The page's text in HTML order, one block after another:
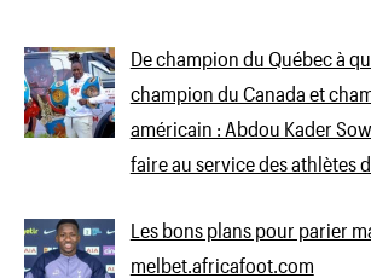
De champion du Québec à
champion du Canada et
américain : Abdou Kader
faire au service des athlètes
Les bons plans pour parier
melbet.africafoot.com